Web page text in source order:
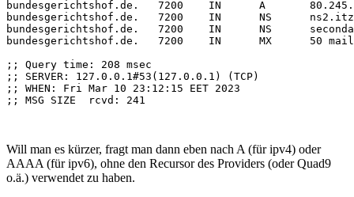
bundesgerichtshof.de.	7200	IN	A	80.245.145.75
bundesgerichtshof.de.	7200	IN	NS	ns2.itzbund.de.
bundesgerichtshof.de.	7200	IN	NS	secondary006.dtag.net.
bundesgerichtshof.de.	7200	IN	MX	50 mail1.bund.de.
;; Query time: 208 msec
;; SERVER: 127.0.0.1#53(127.0.0.1) (TCP)
;; WHEN: Fri Mar 10 23:12:15 EET 2023
;; MSG SIZE  rcvd: 241
Will man es kürzer, fragt man dann eben nach A (für ipv4) oder
AAAA (für ipv6), ohne den Recursor des Providers (oder Quad9
o.ä.) verwendet zu haben.